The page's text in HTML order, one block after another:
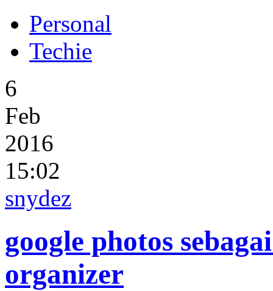
Personal
Techie
6
Feb
2016
15:02
snydez
google photos
organizer